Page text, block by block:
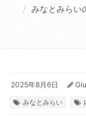
みなとみらい
2025年8月6日
みなとみらい